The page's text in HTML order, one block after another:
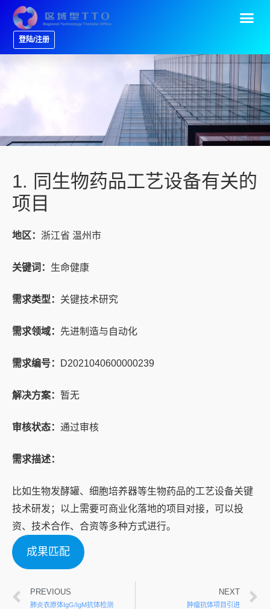
登陆/注册
1. 同生物药品工艺设备有关的
项目
地区： 浙江省 温州市
关键词： 生命健康
需求类型： 关键技术研究
需求领域： 先进制造与自动化
需求编号： D2021040600000239
解决方案： 暂无
审核状态： 通过审核
需求描述：
比如生物发酵罐、细胞培养器等生物药品的工艺设备关键
技术研发；以上需要可商业化落地的项目对接，可以投
资、技术合作、合资等多种方式进行。
成果匹配
PREVIOUS
肺炎衣原体IgG/IgM抗体检测
NEXT
肿瘤抗体项目引进